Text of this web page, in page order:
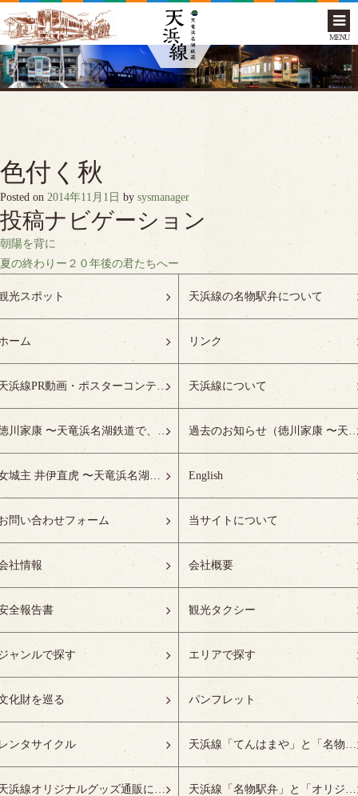
MENU
色付く秋
Posted on 2014年11月1日 by sysmanager
投稿ナビゲーション
朝陽を背に
夏の終わりー２０年後の君たちへー
光スポット 天浜線の名物駅弁について
ーム リンク
天浜線PR動画・ポスターコンテスト受賞作品特設ページ 天浜線について
徳川家康 〜天竜浜名湖鉄道で、徳川ゆかりの地へ！〜 過去のお知らせ（徳川家康 〜天竜浜名湖鉄道で、
女城主 井伊直虎 〜天竜浜名湖鉄道で、井の国へ！〜 English
問い合わせフォーム 当サイトについて
社情報 会社概要
全報告書 観光タクシー
ャンルで探す エリアで探す
化財を巡る パンフレット
ンタサイクル 天浜線「てんはまや」と「名物駅弁」について
天浜線オリジナルグッズ通販について 天浜線「名物駅弁」と「オリジナルグッズ」